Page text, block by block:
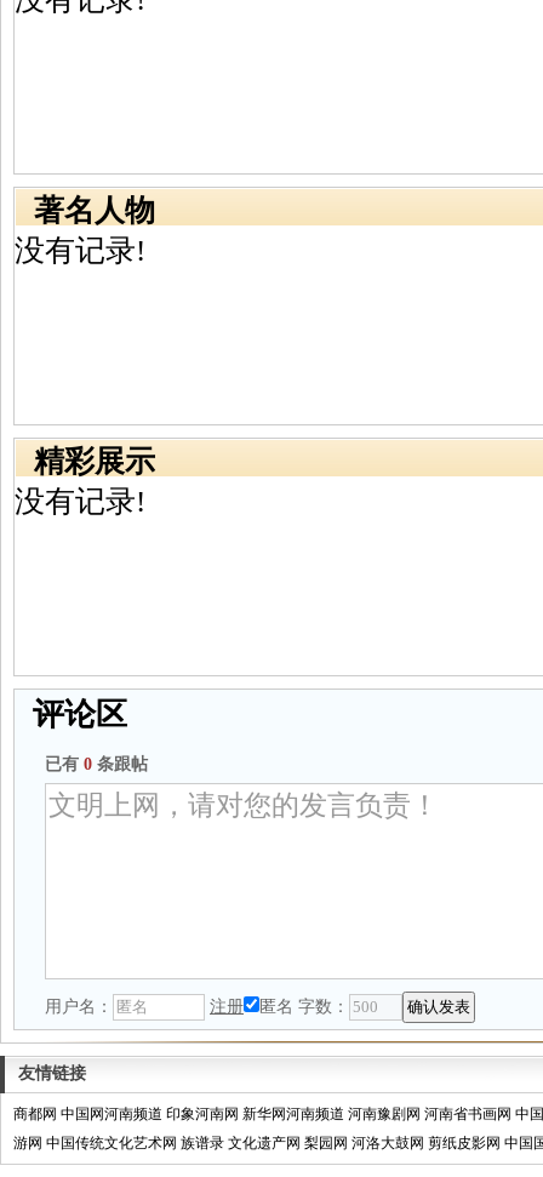
著名人物
没有记录!
精彩展示
没有记录!
评论区
已有 0 条跟帖
用户名： 注册 匿名 字数：
友情链接
商都网 中国网河南频道 印象河南网 新华网河南频道 河南豫剧网 河南省书画网 中
游网 中国传统文化艺术网 族谱录 文化遗产网 梨园网 河洛大鼓网 剪纸皮影网 中国